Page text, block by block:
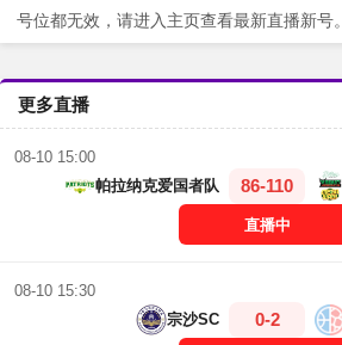
号位都无效，请进入主页查看最新直播新号。
更多直播
08-10 15:00
帕拉纳克爱国者队
86-110
直播中
08-10 15:30
宗沙SC
0-2